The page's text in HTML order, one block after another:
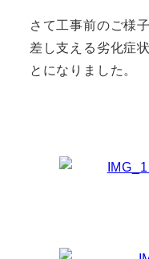
さて工事前のご様
差し支える劣化症
とになりました。